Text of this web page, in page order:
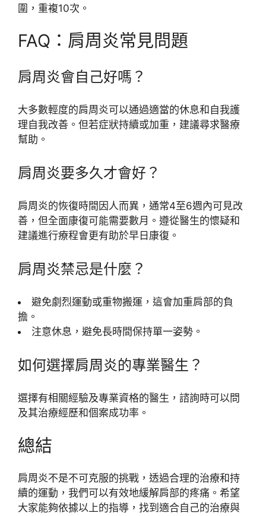
圍，重複10次。
FAQ：肩周炎常見問題
肩周炎會自己好嗎？
大多數輕度的肩周炎可以通過適當的休息和自我護
理自我改善。但若症狀持續或加重，建議尋求醫療
幫助。
肩周炎要多久才會好？
肩周炎的恢復時間因人而異，通常4至6週內可見改
善，但全面康復可能需要數月。遵從醫生的懷疑和
建議進行療程會更有助於早日康復。
肩周炎禁忌是什麼？
避免劇烈運動或重物搬運，這會加重肩部的負
擔。
注意休息，避免長時間保持單一姿勢。
如何選擇肩周炎的專業醫生？
選擇有相關經驗及專業資格的醫生，諮詢時可以問
及其治療經歷和個案成功率。
總結
肩周炎不是不可克服的挑戰，透過合理的治療和持
續的運動，我們可以有效地緩解肩部的疼痛。希望
大家能夠依據以上的指導，找到適合自己的治療與